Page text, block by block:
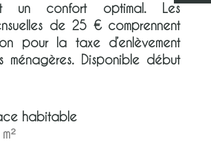
un confort optimal. Les
de 25 € comprennent
pour la taxe d’enlèvement
ménagères. Disponible début
habitable